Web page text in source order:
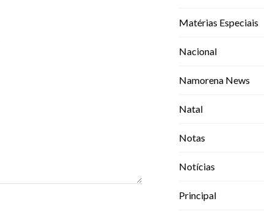
Matérias Especiais
Nacional
Namorena News
Natal
Notas
Notícias
Principal